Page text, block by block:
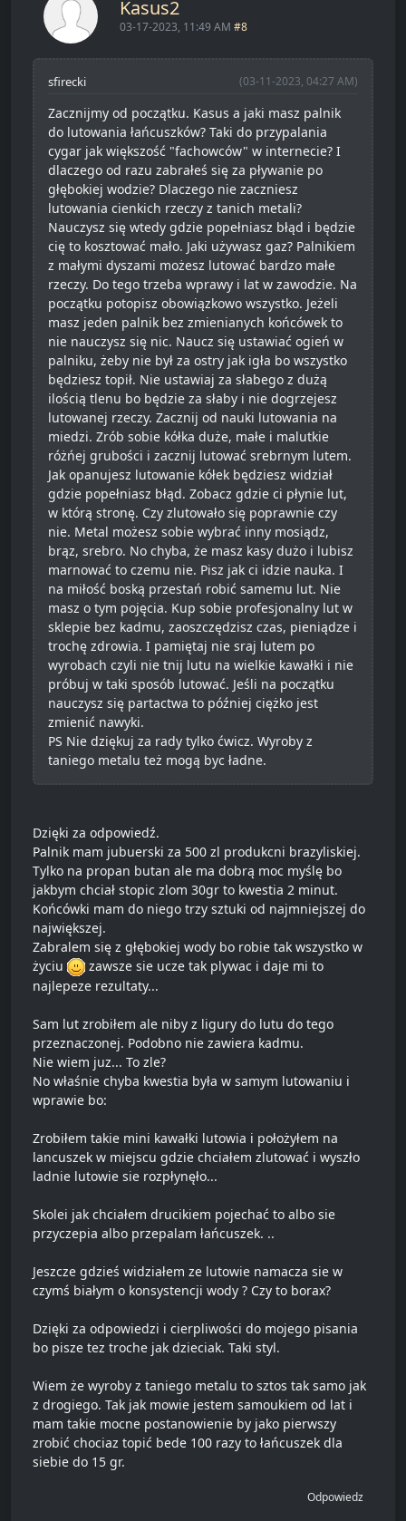
Kasus2
03-17-2023, 11:49 AM #8
(03-11-2023, 04:27 AM)
sfirecki
Zacznijmy od początku. Kasus a jaki masz palnik
do lutowania łańcuszków? Taki do przypalania
cygar jak większość "fachowców" w internecie? I
dlaczego od razu zabrałeś się za pływanie po
głębokiej wodzie? Dlaczego nie zaczniesz
lutowania cienkich rzeczy z tanich metali?
Nauczysz się wtedy gdzie popełniasz błąd i będzie
cię to kosztować mało. Jaki używasz gaz? Palnikiem
z małymi dyszami możesz lutować bardzo małe
rzeczy. Do tego trzeba wprawy i lat w zawodzie. Na
początku potopisz obowiązkowo wszystko. Jeżeli
masz jeden palnik bez zmienianych końcówek to
nie nauczysz się nic. Naucz się ustawiać ogień w
palniku, żeby nie był za ostry jak igła bo wszystko
będziesz topił. Nie ustawiaj za słabego z dużą
ilością tlenu bo będzie za słaby i nie dogrzejesz
lutowanej rzeczy. Zacznij od nauki lutowania na
miedzi. Zrób sobie kółka duże, małe i malutkie
różńej grubości i zacznij lutować srebrnym lutem.
Jak opanujesz lutowanie kółek będziesz widział
gdzie popełniasz błąd. Zobacz gdzie ci płynie lut,
w którą stronę. Czy zlutowało się poprawnie czy
nie. Metal możesz sobie wybrać inny mosiądz,
brąz, srebro. No chyba, że masz kasy dużo i lubisz
marnować to czemu nie. Pisz jak ci idzie nauka. I
na miłość boską przestań robić samemu lut. Nie
masz o tym pojęcia. Kup sobie profesjonalny lut w
sklepie bez kadmu, zaoszczędzisz czas, pieniądze i
trochę zdrowia. I pamiętaj nie sraj lutem po
wyrobach czyli nie tnij lutu na wielkie kawałki i nie
próbuj w taki sposób lutować. Jeśli na początku
nauczysz się partactwa to później ciężko jest
zmienić nawyki.
PS Nie dziękuj za rady tylko ćwicz. Wyroby z
taniego metalu też mogą byc ładne.
Dzięki za odpowiedź.
Palnik mam jubuerski za 500 zl produkcni brazyliskiej.
Tylko na propan butan ale ma dobrą moc myślę bo
jakbym chciał stopic zlom 30gr to kwestia 2 minut.
Końcówki mam do niego trzy sztuki od najmniejszej do
największej.
Zabralem się z głębokiej wody bo robie tak wszystko w
życiu
zawsze sie ucze tak plywac i daje mi to
najlepeze rezultaty...
Sam lut zrobiłem ale niby z ligury do lutu do tego
przeznaczonej. Podobno nie zawiera kadmu.
Nie wiem juz... To zle?
No właśnie chyba kwestia była w samym lutowaniu i
wprawie bo:
Zrobiłem takie mini kawałki lutowia i położyłem na
lancuszek w miejscu gdzie chciałem zlutować i wyszło
ladnie lutowie sie rozpłynęło...
Skolei jak chciałem drucikiem pojechać to albo sie
przyczepia albo przepalam łańcuszek. ..
Jeszcze gdzieś widziałem ze lutowie namacza sie w
czymś białym o konsystencji wody ? Czy to borax?
Dzięki za odpowiedzi i cierpliwości do mojego pisania
bo pisze tez troche jak dzieciak. Taki styl.
Wiem że wyroby z taniego metalu to sztos tak samo jak
z drogiego. Tak jak mowie jestem samoukiem od lat i
mam takie mocne postanowienie by jako pierwszy
zrobić chociaz topić bede 100 razy to łańcuszek dla
siebie do 15 gr.
Odpowiedz